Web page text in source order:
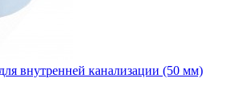
внутренней канализации (50 мм)